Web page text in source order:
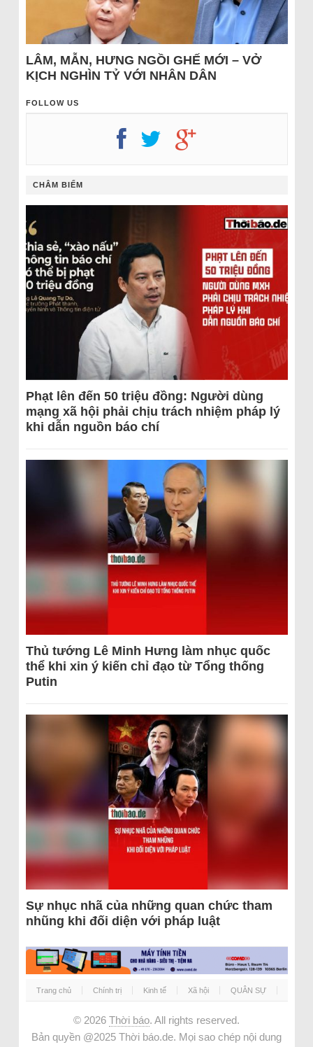
LÂM, MẪN, HƯNG NGỒI GHẾ MỚI – VỞ
KỊCH NGHÌN TỶ VỚI NHÂN DÂN
FOLLOW US
CHÂM BIẾM
Phạt lên đến 50 triệu đồng: Người dùng
mạng xã hội phải chịu trách nhiệm pháp lý
khi dẫn nguồn báo chí
Thủ tướng Lê Minh Hưng làm nhục quốc
thể khi xin ý kiến chỉ đạo từ Tổng thống
Putin
Sự nhục nhã của những quan chức tham
nhũng khi đối diện với pháp luật
Trang chủ Chính trị Kinh tế Xã hội QUÂN SỰ
© 2026 Thời báo. All rights reserved.
Bản quyền @2025 Thời báo.de. Mọi sao chép nội dung